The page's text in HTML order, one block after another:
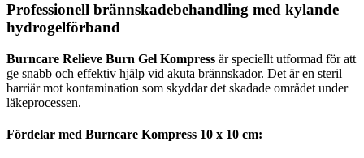
Professionell brännskadebehandling med kylande
hydrogelförband
Burncare Relieve Burn Gel Kompress är speciellt utformad för att
ge snabb och effektiv hjälp vid akuta brännskador. Det är en steril
barriär mot kontamination som skyddar det skadade området under
läkeprocessen.
Fördelar med Burncare Kompress 10 x 10 cm: